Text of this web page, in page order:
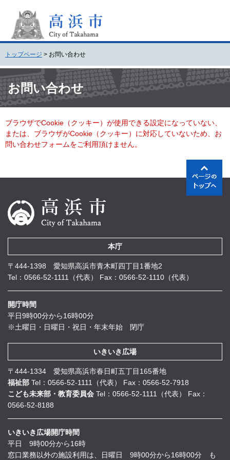
頭
で
す
。
飛
ば
し
て
本
へ
トップページ > お問い合わせ
文 お問い合わせ
ブラウザでCookie（クッキー）が使用できる設定になっていない、
または、ブラウザがCookie（クッキー）に対応していないため、お
問い合わせフォームをご利用頂けません。
本庁
〒444-1398 愛知県高浜市青木町四丁目1番地2
Tel：0566-52-1111（代表）
Fax：0566-52-1110（代表）
開庁時間
平日9時00分から16時00分
※土曜日・日曜日・祝日・年末年始 閉庁
いきいき広場
〒444-1334 愛知県高浜市春日町五丁目165番地
福祉部 Tel：0566-52-1111（代表）
Fax：0566-52-7918
こども未来部・教育委員会 Tel：0566-52-1111（代表）
Fax：
0566-52-8188
いきいき広場開庁時間
平日 9時00分から16時
窓口業務以外の施設利用は、日曜日 9時00分から16時00分 も